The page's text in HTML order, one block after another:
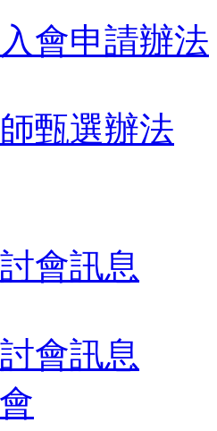
會申請辦法
甄選辦法
會訊息
會訊息